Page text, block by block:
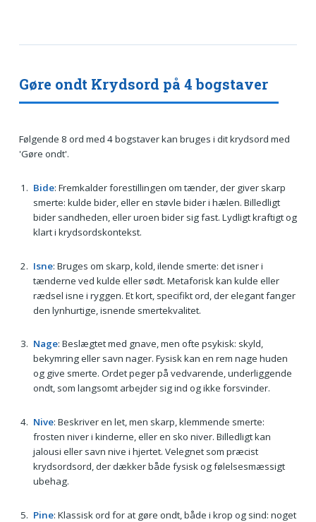
Gøre ondt Krydsord på 4 bogstaver
Følgende 8 ord med 4 bogstaver kan bruges i dit krydsord med
'Gøre ondt'.
Bide: Fremkalder forestillingen om tænder, der giver skarp
smerte: kulde bider, eller en støvle bider i hælen. Billedligt
bider sandheden, eller uroen bider sig fast. Lydligt kraftigt og
klart i krydsordskontekst.
Isne: Bruges om skarp, kold, ilende smerte: det isner i
tænderne ved kulde eller sødt. Metaforisk kan kulde eller
rædsel isne i ryggen. Et kort, specifikt ord, der elegant fanger
den lynhurtige, isnende smertekvalitet.
Nage: Beslægtet med gnave, men ofte psykisk: skyld,
bekymring eller savn nager. Fysisk kan en rem nage huden
og give smerte. Ordet peger på vedvarende, underliggende
ondt, som langsomt arbejder sig ind og ikke forsvinder.
Nive: Beskriver en let, men skarp, klemmende smerte:
frosten niver i kinderne, eller en sko niver. Billedligt kan
jalousi eller savn nive i hjertet. Velegnet som præcist
krydsordsord, der dækker både fysisk og følelsesmæssigt
ubehag.
Pine: Klassisk ord for at gøre ondt, både i krop og sind: noget